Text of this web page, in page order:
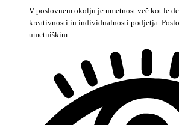
V poslovnem okolju je umetnost več kot le
kreativnosti in individualnosti podjetja.
umetniškim…